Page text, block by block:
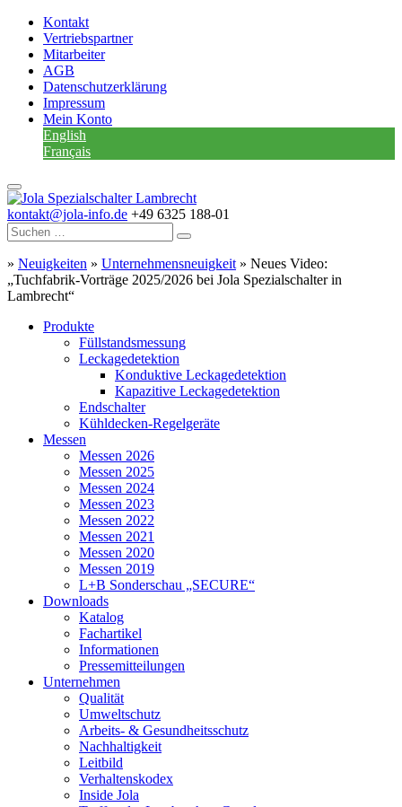
Kontakt
Vertriebspartner
Mitarbeiter
AGB
Datenschutzerklärung
Impressum
Mein Konto
English
Français
kontakt@jola-info.de +49 6325 188-01
» Neuigkeiten » Unternehmensneuigkeit » Neues Video:
„Tuchfabrik-Vorträge 2025/2026 bei Jola Spezialschalter in
Lambrecht“
Produkte
Füllstandsmessung
Leckagedetektion
Konduktive Leckagedetektion
Kapazitive Leckagedetektion
Endschalter
Kühldecken-Regelgeräte
Messen
Messen 2026
Messen 2025
Messen 2024
Messen 2023
Messen 2022
Messen 2021
Messen 2020
Messen 2019
L+B Sonderschau „SECURE“
Downloads
Katalog
Fachartikel
Informationen
Pressemitteilungen
Unternehmen
Qualität
Umweltschutz
Arbeits- & Gesundheitsschutz
Nachhaltigkeit
Leitbild
Verhaltenskodex
Inside Jola